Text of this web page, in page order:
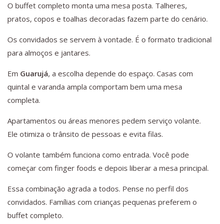
O buffet completo monta uma mesa posta. Talheres,
pratos, copos e toalhas decoradas fazem parte do cenário.
Os convidados se servem à vontade. É o formato tradicional
para almoços e jantares.
Em Guarujá, a escolha depende do espaço. Casas com
quintal e varanda ampla comportam bem uma mesa
completa.
Apartamentos ou áreas menores pedem serviço volante.
Ele otimiza o trânsito de pessoas e evita filas.
O volante também funciona como entrada. Você pode
começar com finger foods e depois liberar a mesa principal.
Essa combinação agrada a todos. Pense no perfil dos
convidados. Famílias com crianças pequenas preferem o
buffet completo.